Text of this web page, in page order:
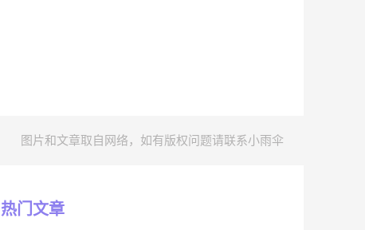
图片和文章取自网络，如有版权问题请联系小雨伞
热门文章